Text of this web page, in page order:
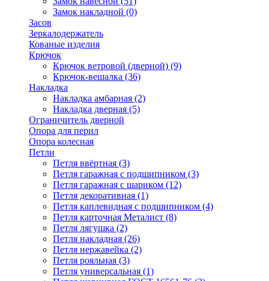
Замок накладной (0)
Засов
Зеркалодержатель
Кованые изделия
Крючок
Крючок ветровой (дверной) (9)
Крючок-вешалка (36)
Накладка
Накладка амбарная (2)
Накладка дверная (5)
Ограничитель дверной
Опора для перил
Опора колесная
Петли
Петля ввёртная (3)
Петля гаражная с подшипником (3)
Петля гаражная с шариком (12)
Петля декоративная (1)
Петля каплевидная с подшипником (4)
Петля карточная Металист (8)
Петля лягушка (2)
Петля накладная (26)
Петля нержавейка (2)
Петля рояльная (3)
Петля универсальная (1)